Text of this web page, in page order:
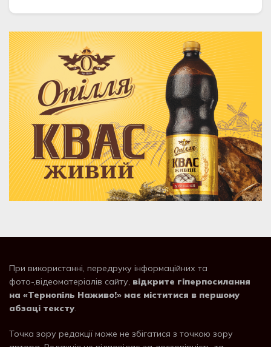
При використанні, передруку інформаційних та
фото-,відеоматеріалів сайту, відкрите гіперпосилання
на «Тернопіль Наживо!» має міститися в першому
абзаці тексту.
Точка зору редакції може не збігатися з точкою зору